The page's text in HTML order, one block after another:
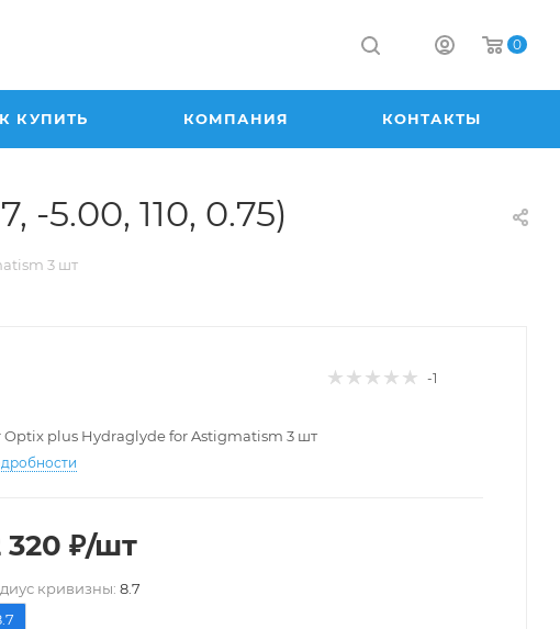
0
КУПИТЬ КОМПАНИЯ КОНТАКТЫ
5.00, 110, 0.75)
3 шт
-1
Optix plus Hydraglyde for Astigmatism 3 шт
320 ₽/шт
кривизны: 8.7